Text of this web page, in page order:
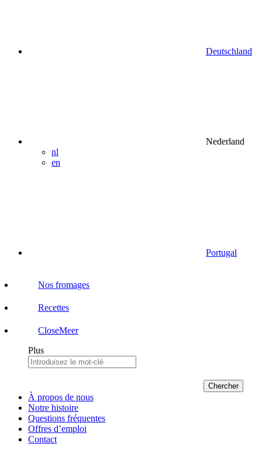
Deutschland
Nederland
nl
en
Portugal
Nos fromages
Recettes
CloseMeer
Plus
Chercher
À propos de nous
Notre histoire
Questions fréquentes
Offres d’emploi
Contact